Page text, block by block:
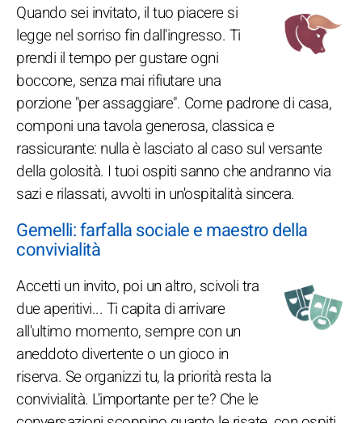
Quando sei invitato, il tuo piacere si
legge nel sorriso fin dall'ingresso. Ti
prendi il tempo per gustare ogni
boccone, senza mai rifiutare una
porzione "per assaggiare". Come padrone di casa,
componi una tavola generosa, classica e
rassicurante: nulla è lasciato al caso sul versante
della golosità. I tuoi ospiti sanno che andranno via
sazi e rilassati, avvolti in un'ospitalità sincera.
Gemelli: farfalla sociale e maestro della
convivialità
Accetti un invito, poi un altro, scivoli tra
due aperitivi... Ti capita di arrivare
all'ultimo momento, sempre con un
aneddoto divertente o un gioco in
riserva. Se organizzi tu, la priorità resta la
convivialità. L'importante per te? Che le